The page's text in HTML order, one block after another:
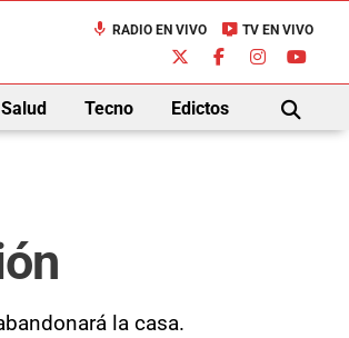
mic RADIO EN VIVO live_tv TV EN VIVO
Salud Tecno Edictos
BUSCAR
la casa.